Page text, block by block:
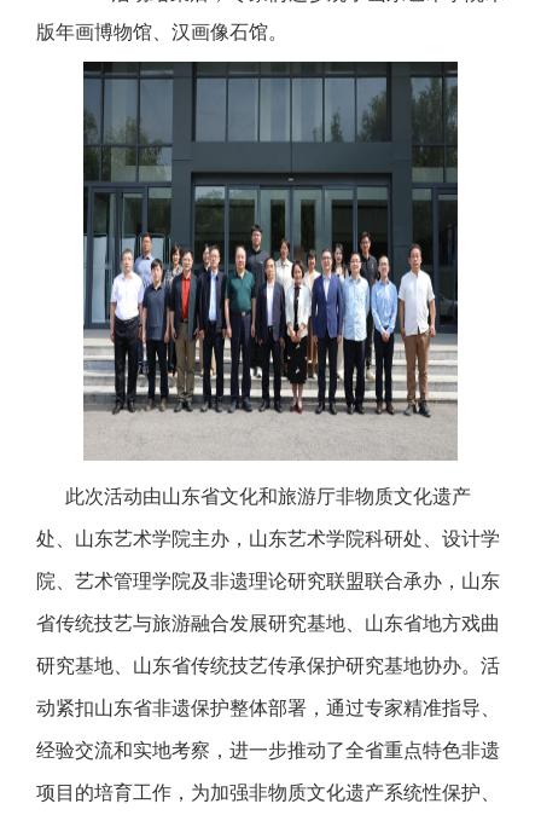
版年画博物馆、汉画像石馆。
此次活动由山东省文化和旅游厅非物质文化遗产
处、山东艺术学院主办，山东艺术学院科研处、设计学
院、艺术管理学院及非遗理论研究联盟联合承办，山东
省传统技艺与旅游融合发展研究基地、山东省地方戏曲
研究基地、山东省传统技艺传承保护研究基地协办。活
动紧扣山东省非遗保护整体部署，通过专家精准指导、
经验交流和实地考察，进一步推动了全省重点特色非遗
项目的培育工作，为加强非物质文化遗产系统性保护、